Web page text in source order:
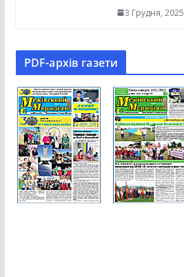
3 Грудня, 2025
PDF-aрхів газети